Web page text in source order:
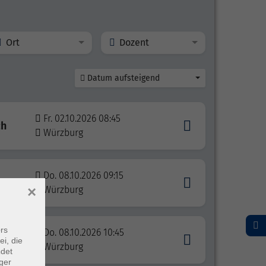
Ort Dozent
Datum aufsteigend
Fr. 02.10.2026 08:45
Würzburg
Do. 08.10.2026 09:15
Würzburg
Do. 08.10.2026 10:45
Würzburg
die
×